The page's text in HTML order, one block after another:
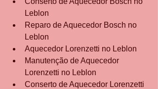
Leblon
Reparo de Aquecedor Bosch no
Leblon
Aquecedor Lorenzetti no Leblon
Manutenção de Aquecedor
Lorenzetti no Leblon
Conserto de Aquecedor Lorenzetti